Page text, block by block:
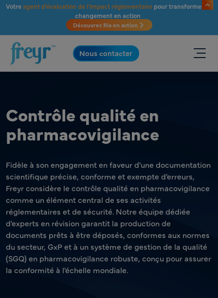
Passer au contenu principal
Votreagent d'évaluation de l'impact réglementairepour transformer le
changement en action
Découvrez Ria en action
.
Nous contacter
Contrôle qualité en
pharmacovigilance
Fidèle à son engagement en faveur d'une documentation
scientifique précise, conforme et exempte d'erreurs,
Freyr considère le contrôle qualité en pharmacovigilance
comme un élément central de ses activités
réglementaires et de sécurité. Notre équipe dédiée
d'experts en révision garantit la production de
documents prêts à être déposés, conformes aux normes
du secteur, GxP et à un système de gestion de la qualité
(SGQ) en pharmacovigilance robuste, conçu pour assurer
la conformité à l'échelle mondiale.